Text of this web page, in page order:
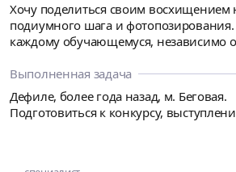
Хочу поделиться своим восхищением
подиумного шага и фотопозирования. Каждый
каждому обучающемуся, независимо
действенными лайфхаками из
Анастасия преподает в нашей школе,
Спасибо ей за вдохновение и
Выполненная задача
Дефиле, более года назад, м. Беговая.
Подготовиться к конкурсу,